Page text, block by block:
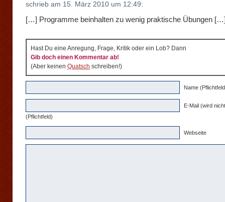
schrieb am 15. März 2010 um 12:49:
[…] Programme beinhalten zu wenig praktische Übungen
Hast Du eine Anregung, Frage, Kritik oder ein Lob? Dann
Gib doch einen Kommentar ab!
(Aber keinen Quatsch schreiben!)
Name
E-Mail (wird
(Pflichtfeld)
Webseite